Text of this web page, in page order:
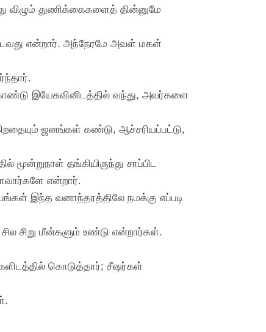
விழும் துணிக்கைகளைத் தின்னுமே
என்றார். அந்நேரமே அவள் மகள்
இயேசுவினிடத்தில் வந்து, அவர்களை
ஜனங்கள் கண்டு, ஆச்சரியப்பட்டு,
தங்கியிருந்து சாப்பிட
என்றார்.
இந்த வனாந்தரத்திலே நமக்கு எப்படி
சிறு மீன்களும் உண்டு என்றார்கள்.
கொடுத்தார்; சீஷர்கள்